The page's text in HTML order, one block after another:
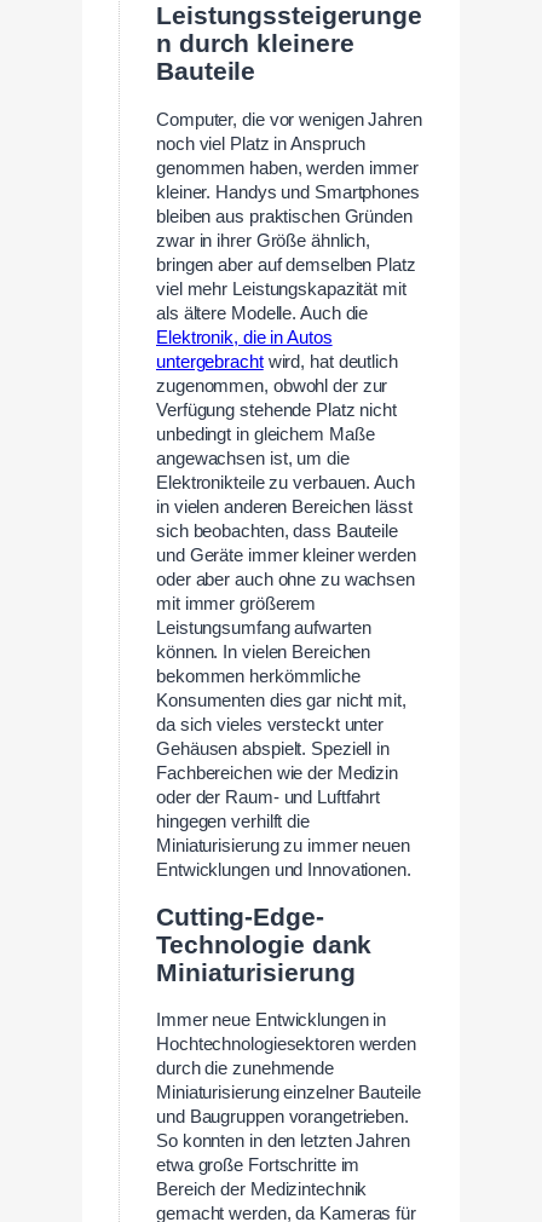
Leistungssteigerunge
n durch kleinere
Bauteile
Computer, die vor wenigen Jahren
noch viel Platz in Anspruch
genommen haben, werden immer
kleiner. Handys und Smartphones
bleiben aus praktischen Gründen
zwar in ihrer Größe ähnlich,
bringen aber auf demselben Platz
viel mehr Leistungskapazität mit
als ältere Modelle. Auch die
Elektronik, die in Autos
untergebrachtwird, hat deutlich
zugenommen, obwohl der zur
Verfügung stehende Platz nicht
unbedingt in gleichem Maße
angewachsen ist, um die
Elektronikteile zu verbauen. Auch
in vielen anderen Bereichen lässt
sich beobachten, dass Bauteile
und Geräte immer kleiner werden
oder aber auch ohne zu wachsen
mit immer größerem
Leistungsumfang aufwarten
können. In vielen Bereichen
bekommen herkömmliche
Konsumenten dies gar nicht mit,
da sich vieles versteckt unter
Gehäusen abspielt. Speziell in
Fachbereichen wie der Medizin
oder der Raum- und Luftfahrt
hingegen verhilft die
Miniaturisierung zu immer neuen
Entwicklungen und Innovationen.
Cutting-Edge-
Technologie dank
Miniaturisierung
Immer neue Entwicklungen in
Hochtechnologiesektoren werden
durch die zunehmende
Miniaturisierung einzelner Bauteile
und Baugruppen vorangetrieben.
So konnten in den letzten Jahren
etwa große Fortschritte im
Bereich der Medizintechnik
gemacht werden, da Kameras für